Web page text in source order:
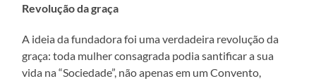
Revolução da graça
A ideia da fundadora foi uma verdadeira revolução da
graça: toda mulher consagrada podia santificar a sua
vida na “Sociedade”, não apenas em um Convento,